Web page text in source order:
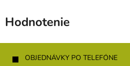
Hodnotenie
OBJEDNÁVKY PO TELEFÓNE